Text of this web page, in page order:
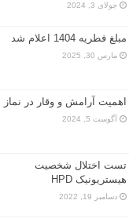
جولای 3, 2024
مبلغ فطریه 1404 اعلام شد
مارس 30, 2025
اهمیت آرامش و وقار در نماز
آگوست 5, 2024
تست اختلال شخصیت
هیستریونیک HPD
دسامبر 19, 2022